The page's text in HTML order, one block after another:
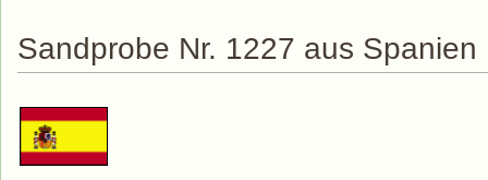
Sandprobe Nr. 1227 aus Spanien